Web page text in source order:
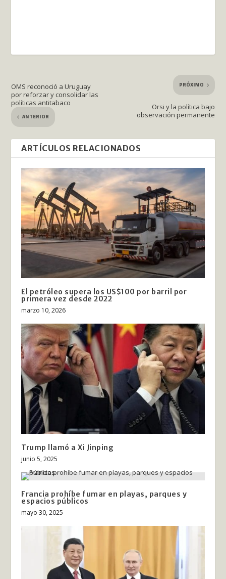
OMS reconoció a Uruguay
por reforzar y consolidar las
políticas antitabaco
ANTERIOR
PRÓXIMO
Orsi y la política bajo
observación permanente
ARTÍCULOS RELACIONADOS
El petróleo supera los US$100 por barril por
primera vez desde 2022
marzo 10, 2026
Trump llamó a Xi Jinping
junio 5, 2025
Francia prohíbe fumar en playas, parques y
espacios públicos
mayo 30, 2025